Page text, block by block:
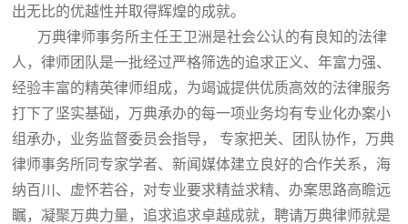
出无比的优越性并取得辉煌的成就。
万典律师事务所主任王卫洲是社会公认的有良知的法律
人，律师团队是一批经过严格筛选的追求正义、年富力强、
经验丰富的精英律师组成，为竭诚提供优质高效的法律服务
打下了坚实基础，万典承办的每一项业务均有专业化办案小
组承办，业务监督委员会指导， 专家把关、团队协作，万典
律师事务所同专家学者、新闻媒体建立良好的合作关系，海
纳百川、虚怀若谷，对专业要求精益求精、办案思路高瞻远
瞩，凝聚万典力量，追求追求卓越成就，聘请万典律师就是